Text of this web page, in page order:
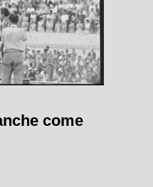
come